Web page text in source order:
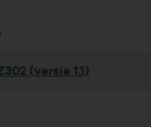
(versie 1.1)